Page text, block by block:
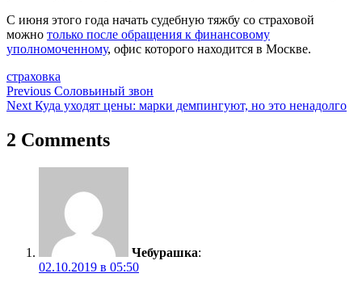
С июня этого года начать судебную тяжбу со страховой
можно только после обращения к финансовому
уполномоченному, офис которого находится в Москве.
страховка
Навигация
по
записям
Previous Соловьиный звон
Next Куда уходят цены: марки демпингуют, но это ненадолго
2 Comments
Чебурашка:
02.10.2019 в 05:50